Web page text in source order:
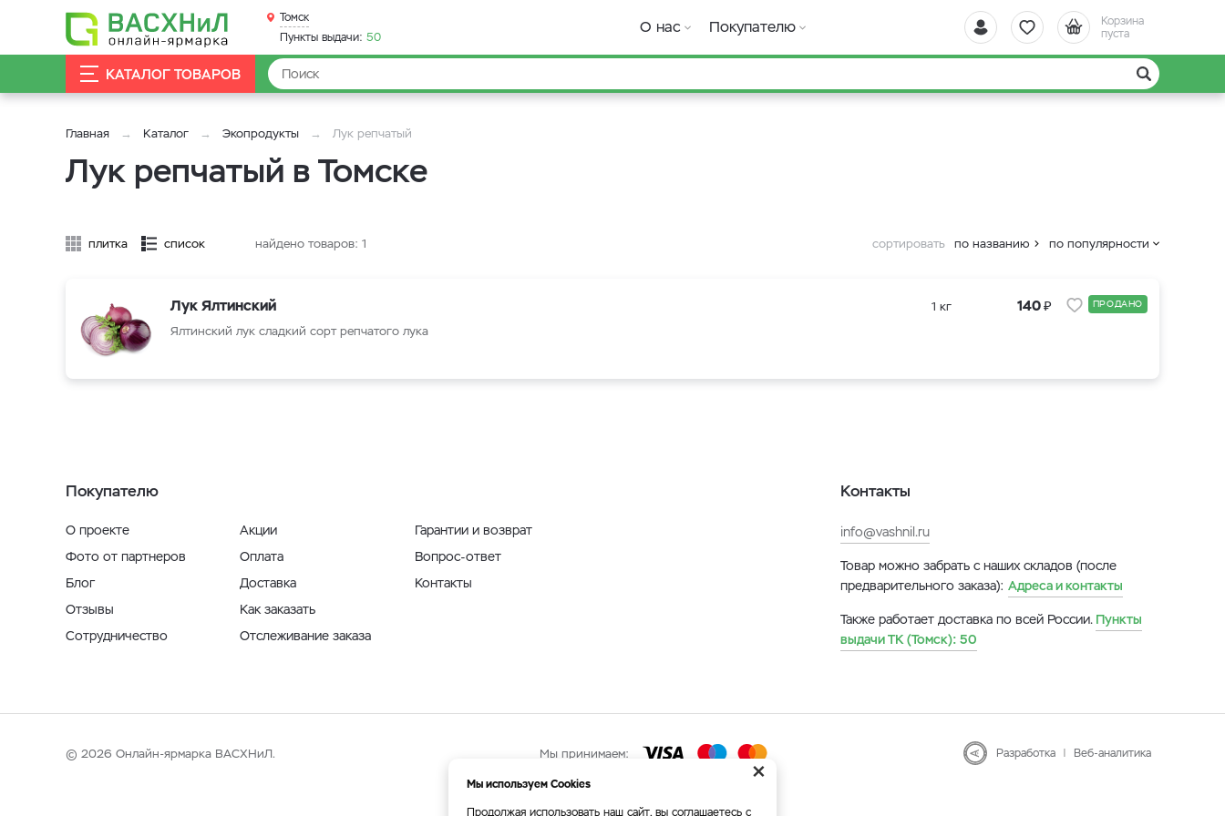
Корзина
пуста
Томск
Пункты выдачи: 50
О нас Покупателю
КАТАЛОГ ТОВАРОВ
Главная Каталог Экопродукты Лук репчатый
Лук репчатый в Томске
плитка список найдено товаров: 1 сортировать по названию по популярности
Лук Ялтинский
Ялтинский лук сладкий сорт репчатого лука
1 кг 140₽ ПРОДАНО
Покупателю
О проекте
Фото от партнеров
Блог
Отзывы
Сотрудничество
Акции
Оплата
Доставка
Как заказать
Отслеживание заказа
Гарантии и возврат
Вопрос-ответ
Контакты
Контакты
info@vashnil.ru
Товар можно забрать с наших складов (после
предварительного заказа): Адреса и контакты
Также работает доставка по всей России. Пункты
выдачи ТК (Томск): 50
© 2026 Онлайн-ярмарка ВАСХНиЛ. Мы принимаем: Разработка | Веб-аналитика
×
Мы используем Cookies
Продолжая использовать наш сайт, вы соглашаетесь с